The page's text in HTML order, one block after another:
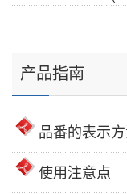
产品指南
品番的表示
使用注意点